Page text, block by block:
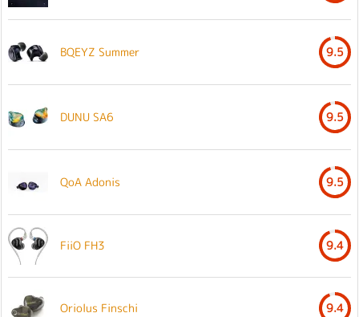
BQEYZ Summer 9.5
DUNU SA6 9.5
QoA Adonis 9.5
FiiO FH3 9.4
Oriolus Finschi 9.4